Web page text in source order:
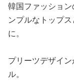
韓国ファッショ
ンプルなトップ
に。
プリーツデザイ
ル。